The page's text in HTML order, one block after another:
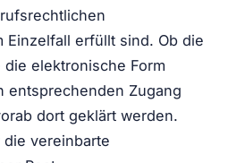
Einzelfall erfüllt sind. Ob die
elektronische Form
entsprechenden Zugang
dort geklärt werden.
vereinbarte